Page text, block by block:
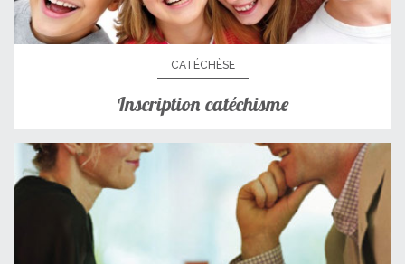
CATÉCHÈSE
Inscription catéchisme